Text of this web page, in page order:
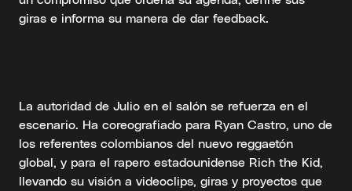
giras e informa su manera de dar feedback.
La autoridad de Julio en el salón se refuerza en el
escenario. Ha coreografiado para Ryan Castro, uno de
los referentes colombianos del nuevo reggaetón
global, y para el rapero estadounidense Rich the Kid,
llevando su visión a videoclips, giras y proyectos que